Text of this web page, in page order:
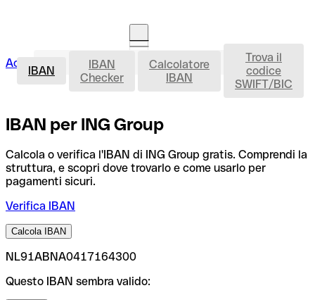
Accedi Avvia la procedura IBAN
IBAN
IBAN
Checker
Calcolatore
IBAN
Trova il
codice
SWIFT/BIC
IBAN per ING Group
Calcola o verifica l'IBAN di ING Group gratis. Comprendi la
struttura, e scopri dove trovarlo e come usarlo per
pagamenti sicuri.
Verifica IBAN
Calcola IBAN
NL91ABNA0417164300
Questo IBAN sembra valido: